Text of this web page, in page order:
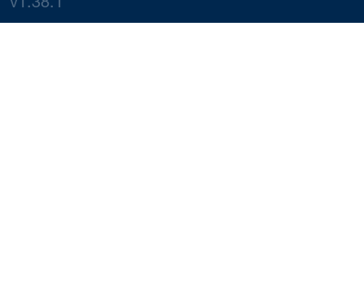
v1.38.1